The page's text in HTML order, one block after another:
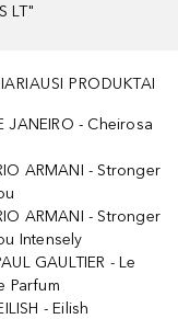
LT"
PRODUKTAI
JANEIRO - Cheirosa
ARMANI - Stronger
ARMANI - Stronger
Intensely
GAULTIER - Le
Parfum
- Eilish